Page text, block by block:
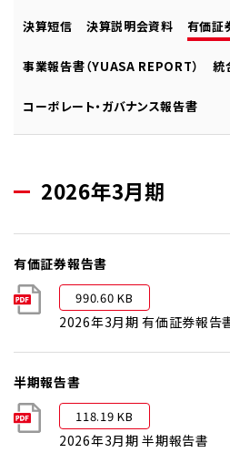
決算短信 決算説明会資料 有価証
事業報告書（YUASA REPORT） 統
コーポレート・ガバナンス報告書
2026年3月期
有価証券報告書
990.60 KB
2026年3月期 有価証券報告
半期報告書
118.19 KB
2026年3月期 半期報告書